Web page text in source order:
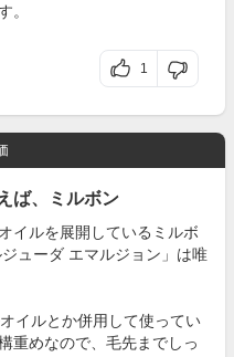
。
1
ば、ミルボン
イルを展開しているミルボ
ューダ エマルジョン」は唯
イルとか併用して使ってい
重めなので、毛先までしっ